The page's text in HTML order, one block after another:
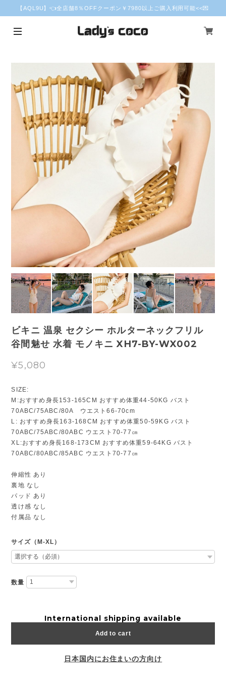
【AQL9U】👈全店舗8％OFFクーポン￥7980以上ご購入利用可能<<💌
ビキニ 温泉 セクシー ホルターネックフリル
谷間魅せ 水着 モノキニ XH7-BY-WX002
¥5,080
SIZE:
M:おすすめ身長153-165CM おすすめ体重44-50KG バスト
70ABC/75ABC/80A ウエスト66-70cm
L: おすすめ身長163-168CM おすすめ体重50-59KG バスト
70ABC/75ABC/80ABC ウエスト70-77㎝
XL:おすすめ身長168-173CM おすすめ体重59-64KG バスト
70ABC/80ABC/85ABC ウエスト70-77㎝
伸縮性 あり
裏地 なし
パッド あり
透け感 なし
付属品 なし
サイズ（M-XL）
数量
International shipping available
Add to cart
日本国内にお住まいの方向け